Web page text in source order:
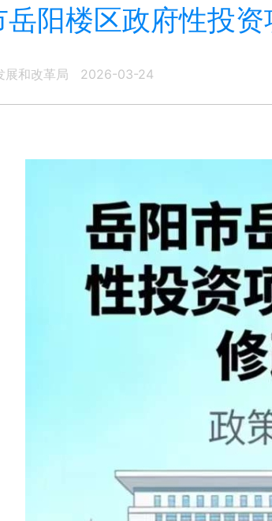
阳楼区政府性投资
展和改革局 2026-03-24